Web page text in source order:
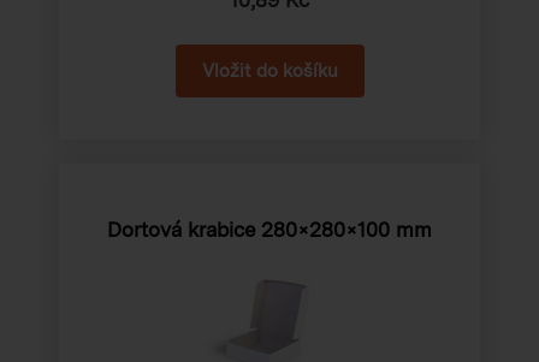
Dortová krabice 280×280×100 mm